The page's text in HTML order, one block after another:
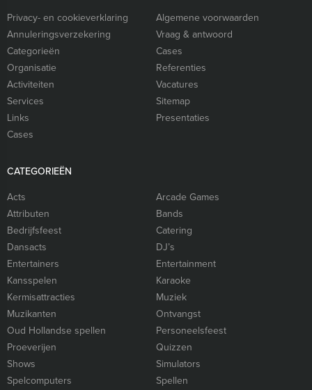
Privacy- en cookieverklaring
Algemene voorwaarden
Annuleringsverzekering
Vraag & antwoord
Categorieën
Cases
Organisatie
Referenties
Activiteiten
Vacatures
Services
Sitemap
Links
Presentaties
Cases
CATEGORIEËN
Acts
Arcade Games
Attributen
Bands
Bedrijfsfeest
Catering
Dansacts
DJ’s
Entertainers
Entertainment
Kansspelen
Karaoke
Kermisattracties
Muziek
Muzikanten
Ontvangst
Oud Hollandse spellen
Personeelsfeest
Proeverijen
Quizzen
Shows
Simulators
Spelcomputers
Spellen